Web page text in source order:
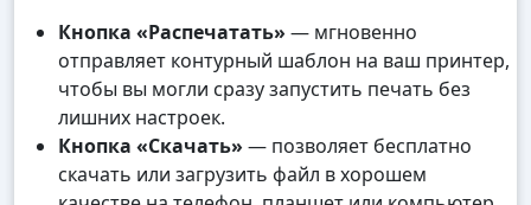
Кнопка «Распечатать» — мгновенно
отправляет контурный шаблон на ваш принтер,
чтобы вы могли сразу запустить печать без
лишних настроек.
Кнопка «Скачать» — позволяет бесплатно
скачать или загрузить файл в хорошем